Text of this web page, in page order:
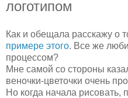
логотипом
Как и обещала расскажу о
примере этого. Все же
процессом?
Мне самой со стороны
веночки-цветочки очень
Но когда начала